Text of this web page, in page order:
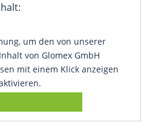
um den von unserer
von Glomex GmbH
mit einem Klick anzeigen